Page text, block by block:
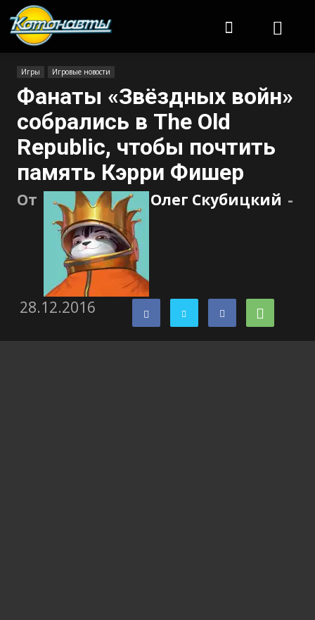
Игры Игровые новости
Фанаты «Звёздных войн»
собрались в The Old
Republic, чтобы почтить
память Кэрри Фишер
От Олег Скубицкий -
28.12.2016